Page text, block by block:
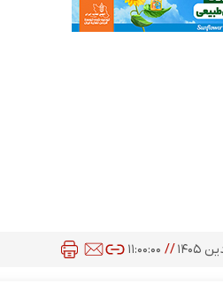
// ۱۱:۰۰:۰۰